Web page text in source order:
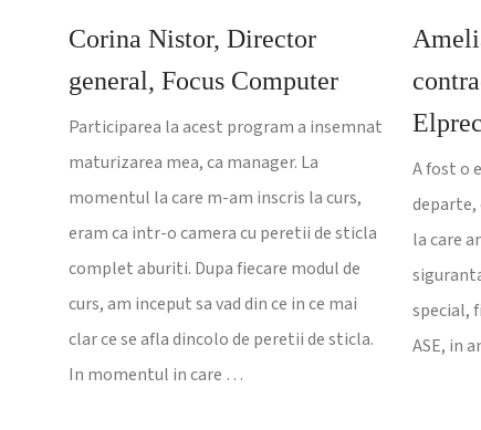
Corina Nistor, Director
general, Focus Computer
Participarea la acest program a insemnat
maturizarea mea, ca manager. La
momentul la care m-am inscris la curs,
eram ca intr-o camera cu peretii de sticla
complet aburiti. Dupa fiecare modul de
curs, am inceput sa vad din ce in ce mai
clar ce se afla dincolo de peretii de sticla.
In momentul in care …
A fost o
departe,
la care
special,
ASE, in